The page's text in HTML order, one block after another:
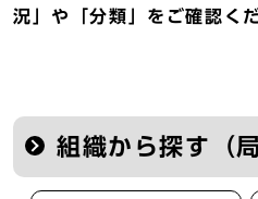
況」や「分類」をご確認く
組織から探す（